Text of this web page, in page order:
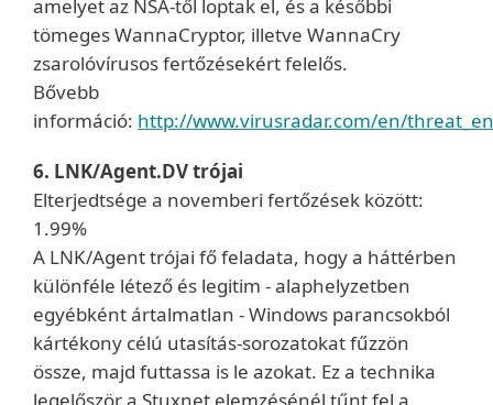
amelyet az NSA-től loptak el, és a későbbi
tömeges WannaCryptor, illetve WannaCry
zsarolóvírusos fertőzésekért felelős.
Bővebb
információ: http://www.virusradar.com/en/
6. LNK/Agent.DV trójai
Elterjedtsége a novemberi fertőzések között:
1.99%
A LNK/Agent trójai fő feladata, hogy a háttérben
különféle létező és legitim - alaphelyzetben
egyébként ártalmatlan - Windows parancsokból
kártékony célú utasítás-sorozatokat fűzzön
össze, majd futtassa is le azokat. Ez a technika